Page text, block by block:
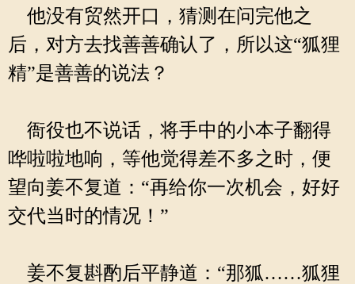
他没有贸然开口，猜测在问完他之
后，对方去找善善确认了，所以这“狐狸
精”是善善的说法？
衙役也不说话，将手中的小本子翻得
哗啦啦地响，等他觉得差不多之时，便
望向姜不复道：“再给你一次机会，好好
交代当时的情况！”
姜不复斟酌后平静道：“那狐……狐狸